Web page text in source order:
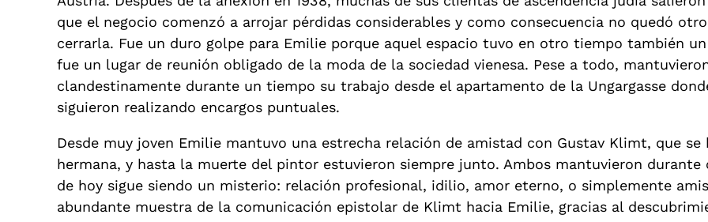
que el negocio comenzó a arrojar pérdidas considerables y como consecuencia no quedó
cerrarla. Fue un duro golpe para Emilie porque aquel espacio tuvo en otro tiempo también
fue un lugar de reunión obligado de la moda de la sociedad vienesa. Pese a todo,
clandestinamente durante un tiempo su trabajo desde el apartamento de la Ungargasse
siguieron realizando encargos puntuales.
Desde muy joven Emilie mantuvo una estrecha relación de amistad con Gustav Klimt, que
hermana, y hasta la muerte del pintor estuvieron siempre junto. Ambos mantuvieron
de hoy sigue siendo un misterio: relación profesional, idilio, amor eterno, o simplemente
abundante muestra de la comunicación epistolar de Klimt hacia Emilie, gracias al